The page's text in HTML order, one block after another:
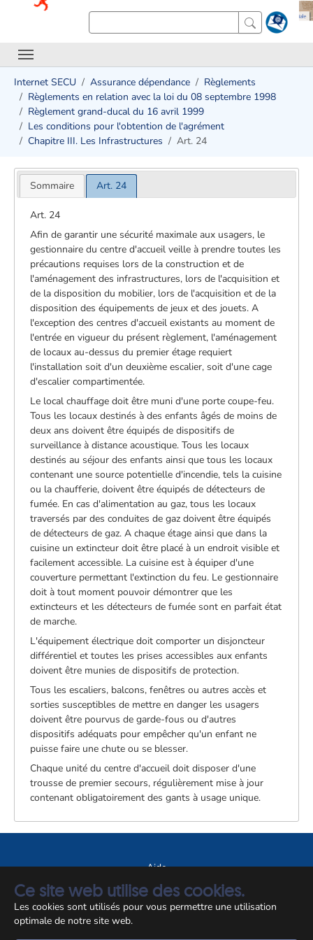
Ce site web utilise des cookies.
Les cookies sont utilisés pour vous permettre une utilisation
optimale de notre site web.
Internet SECU Assurance dépendance
Règlements
Règlements en relation avec la loi du 08 septembre 1998
Règlement grand-ducal du 16 avril 1999
Les conditions pour l'obtention de l'agrément
Chapitre III. Les Infrastructures
Art. 24
Sommaire Art. 24
Art. 24
Afin de garantir une sécurité maximale aux usagers, le
gestionnaire du centre d'accueil veille à prendre toutes les
précautions requises lors de la construction et de
l'aménagement des infrastructures, lors de l'acquisition et
de la disposition du mobilier, lors de l'acquisition et de la
disposition des équipements de jeux et des jouets. A
l'exception des centres d'accueil existants au moment de
l'entrée en vigueur du présent règlement, l'aménagement
de locaux au-dessus du premier étage requiert
l'installation soit d'un deuxième escalier, soit d'une cage
d'escalier compartimentée.
Le local chauffage doit être muni d'une porte coupe-feu.
Tous les locaux destinés à des enfants âgés de moins de
deux ans doivent être équipés de dispositifs de
surveillance à distance acoustique. Tous les locaux
destinés au séjour des enfants ainsi que tous les locaux
contenant une source potentielle d'incendie, tels la cuisine
ou la chaufferie, doivent être équipés de détecteurs de
fumée. En cas d'alimentation au gaz, tous les locaux
traversés par des conduites de gaz doivent être équipés
de détecteurs de gaz. A chaque étage ainsi que dans la
cuisine un extincteur doit être placé à un endroit visible et
facilement accessible. La cuisine est à équiper d'une
couverture permettant l'extinction du feu. Le gestionnaire
doit à tout moment pouvoir démontrer que les
extincteurs et les détecteurs de fumée sont en parfait état
de marche.
L'équipement électrique doit comporter un disjoncteur
différentiel et toutes les prises accessibles aux enfants
doivent être munies de dispositifs de protection.
Tous les escaliers, balcons, fenêtres ou autres accès et
sorties susceptibles de mettre en danger les usagers
doivent être pourvus de garde-fous ou d'autres
dispositifs adéquats pour empêcher qu'un enfant ne
puisse faire une chute ou se blesser.
Chaque unité du centre d'accueil doit disposer d'une
trousse de premier secours, régulièrement mise à jour
contenant obligatoirement des gants à usage unique.
Aide
A propos du site
Notice légale
© CCSS 2026